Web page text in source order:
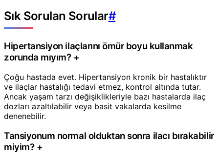
Sık Sorulan Sorular#
Hipertansiyon ilaçlarını ömür boyu kullanmak
zorunda mıyım? +
Çoğu hastada evet. Hipertansiyon kronik bir hastalıktır
ve ilaçlar hastalığı tedavi etmez, kontrol altında tutar.
Ancak yaşam tarzı değişiklikleriyle bazı hastalarda ilaç
dozları azaltılabilir veya basit vakalarda kesilme
denenebilir.
Tansiyonum normal olduktan sonra ilacı bırakabilir
miyim? +